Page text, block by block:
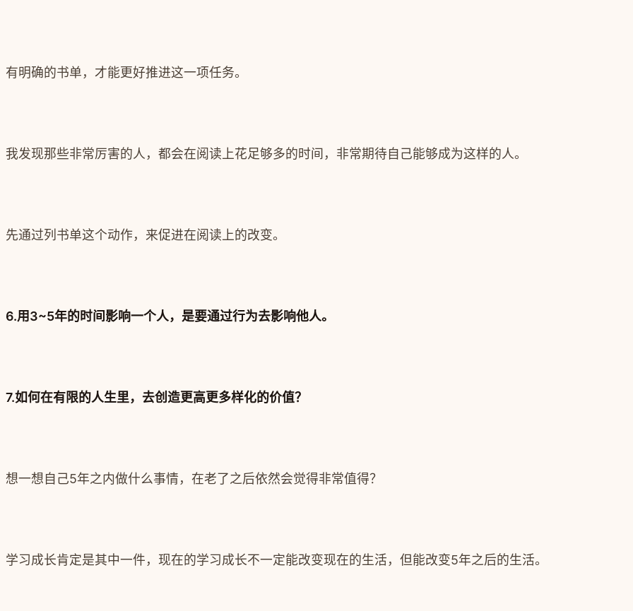
有明确的书单，才能更好推进这一项任务。
我发现那些非常厉害的人，都会在阅读上花足够多的时间，非常期待自己能够成为这样的人。
先通过列书单这个动作，来促进在阅读上的改变。
6.用3~5年的时间影响一个人，是要通过行为去影响他人。
7.如何在有限的人生里，去创造更高更多样化的价值？
想一想自己5年之内做什么事情，在老了之后依然会觉得非常值得？
学习成长肯定是其中一件，现在的学习成长不一定能改变现在的生活，但能改变5年之后的生活。